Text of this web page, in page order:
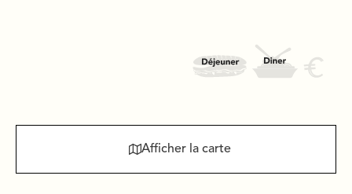
Afficher la carte